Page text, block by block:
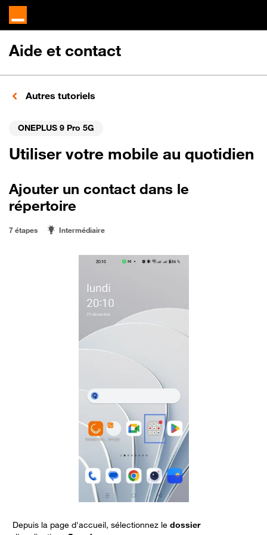
Aide et contact
Autres tutoriels
ONEPLUS 9 Pro 5G
Utiliser votre mobile au quotidien
Ajouter un contact dans le
répertoire
7 étapes Intermédiaire
Depuis la page d'accueil, sélectionnez le dossier